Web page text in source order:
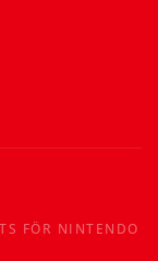
FÖR NINTENDO